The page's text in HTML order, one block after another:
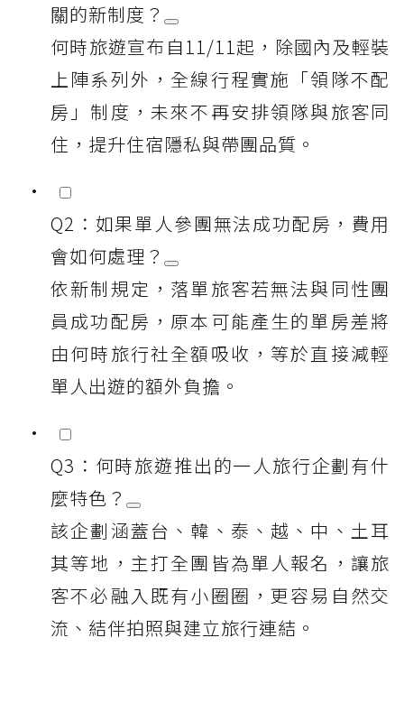
關的新制度？
何時旅遊宣布自11/11起，除國內及輕裝
上陣系列外，全線行程實施「領隊不配
房」制度，未來不再安排領隊與旅客同
住，提升住宿隱私與帶團品質。
Q2：如果單人參團無法成功配房，費用
會如何處理？
依新制規定，落單旅客若無法與同性團
員成功配房，原本可能產生的單房差將
由何時旅行社全額吸收，等於直接減輕
單人出遊的額外負擔。
Q3：何時旅遊推出的一人旅行企劃有什
麼特色？
該企劃涵蓋台、韓、泰、越、中、土耳
其等地，主打全團皆為單人報名，讓旅
客不必融入既有小圈圈，更容易自然交
流、結伴拍照與建立旅行連結。